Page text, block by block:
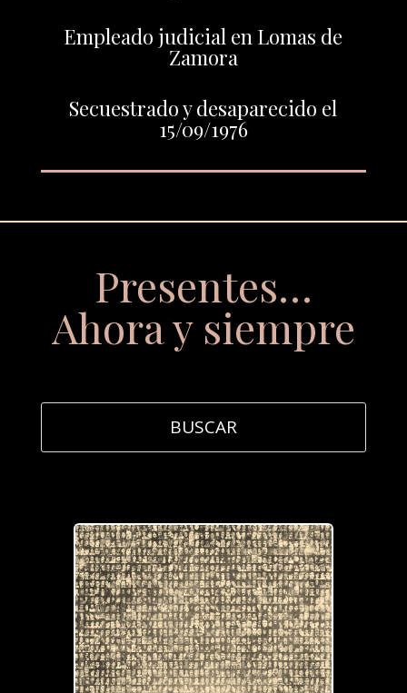
Empleado judicial en Lomas de
Zamora
Secuestrado y desaparecido el
15/09/1976
Presentes…
Ahora y siempre